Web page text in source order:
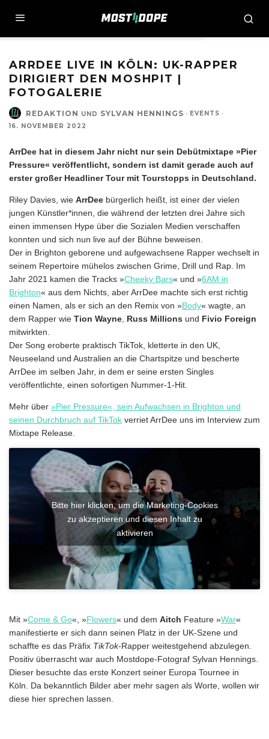
ARRDEE LIVE IN KÖLN: UK-RAPPER
DIRIGIERT DEN MOSHPIT |
FOTOGALERIE
REDAKTION UND SYLVAN HENNINGS · EVENTS ·
16. NOVEMBER 2022
ArrDee hat in diesem Jahr nicht nur sein Debütmixtape »Pier
Pressure« veröffentlicht, sondern ist damit gerade auch auf
erster großer Headliner Tour mit Tourstopps in Deutschland.
Riley Davies, wie ArrDee bürgerlich heißt, ist einer der vielen
jungen Künstler*innen, die während der letzten drei Jahre sich
einen immensen Hype über die Sozialen Medien verschaffen
konnten und sich nun live auf der Bühne beweisen.
Der in Brighton geborene und aufgewachsene Rapper wechselt in
seinem Repertoire mühelos zwischen Grime, Drill und Rap. Im
Jahr 2021 kamen die Tracks »Cheeky Bars« und »6AM in
Brighton« aus dem Nichts, aber ArrDee machte sich erst richtig
einen Namen, als er sich an den Remix von »Body« wagte, an
dem Rapper wie Tion Wayne Russ Millions und Fivio Foreign
mitwirkten.
Der Song eroberte praktisch TikTok, kletterte in den UK,
Neuseeland und Australien an die Chartspitze und bescherte
ArrDee im selben Jahr, in dem er seine ersten Singles
veröffentlichte, einen sofortigen Nummer-1-Hit.
Mehr über »Pier Pressure«, sein Aufwachsen in Brighton und
seinen Durchbruch auf TikTok verriet ArrDee uns im Interview zum
Mixtape Release.
Bitte hier klicken, um die Marketing-Cookies
zu akzeptieren und diesen Inhalt zu
aktivieren
Mit »Come & Go«, »Flowers« und dem Aitch Feature »War«
manifestierte er sich dann seinen Platz in der UK-Szene und
schaffte es das Präfix TikTok-Rapper weitestgehend abzulegen.
Positiv überrascht war auch Mostdope-Fotograf Sylvan Hennings.
Dieser besuchte das erste Konzert seiner Europa Tournee in
Köln. Da bekanntlich Bilder aber mehr sagen als Worte, wollen wir
diese hier sprechen lassen.